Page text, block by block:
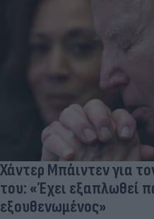
Χάντερ Μπάιντεν για
του: «Έχει εξαπλωθεί
εξουθενωμένος»